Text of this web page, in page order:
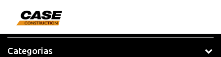
Categorias